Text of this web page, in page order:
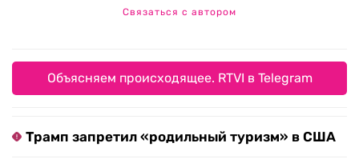
Связаться с автором
Объясняем происходящее. RTVI в Telegram
Трамп запретил «родильный туризм» в США